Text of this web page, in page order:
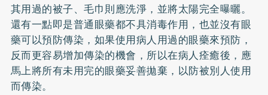
其用過的被子、毛巾則應洗淨，並將太陽完全曝曬。
還有一點即是普通眼藥都不具消毒作用，也並沒有眼
藥可以預防傳染，如果使用病人用過的眼藥來預防，
反而更容易增加傳染的機會，所以在病人痊癒後，應
馬上將所有未用完的眼藥妥善拋棄，以防被別人使用
而傳染。